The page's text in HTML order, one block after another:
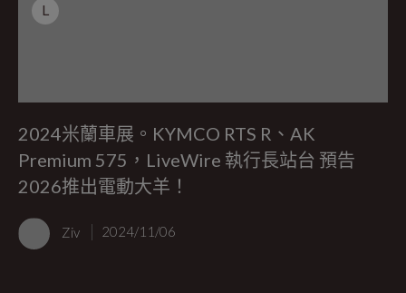
L
2024米蘭車展。KYMCO RTS R、AK
Premium 575，LiveWire 執行長站台 預告
2026推出電動大羊！
Ziv 2024/11/06